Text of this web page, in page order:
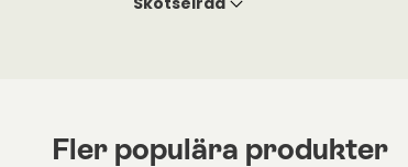
Fler populära produkter